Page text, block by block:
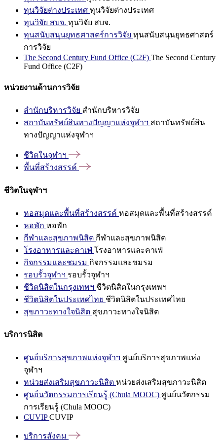
ทุนวิจัยต่างประเทศ ทุนวิจัยต่างประเทศ
ทุนวิจัย สบจ. ทุนวิจัย สบจ.
ทุนสนับสนุนยุทธศาสตร์การวิจัย ทุนสนับสนุนยุทธศาสตร์
การวิจัย
The Second Century Fund Office (C2F) The Second Century
Fund Office (C2F)
หน่วยงานด้านการวิจัย
สำนักบริหารวิจัย สำนักบริหารวิจัย
สถาบันทรัพย์สินทางปัญญาแห่งจุฬาฯ สถาบันทรัพย์สิน
ทางปัญญาแห่งจุฬาฯ
ชีวิตในจุฬาฯ
พื้นที่สร้างสรรค์
ชีวิตในจุฬาฯ
หอสมุดและพื้นที่สร้างสรรค์ หอสมุดและพื้นที่สร้างสรรค์
หอพัก หอพัก
กีฬาและสุขภาพนิสิต กีฬาและสุขภาพนิสิต
โรงอาหารและคาเฟ่ โรงอาหารและคาเฟ่
กิจกรรมและชมรม กิจกรรมและชมรม
รอบรั้วจุฬาฯ รอบรั้วจุฬาฯ
ชีวิตนิสิตในกรุงเทพฯ ชีวิตนิสิตในกรุงเทพฯ
ชีวิตนิสิตในประเทศไทย ชีวิตนิสิตในประเทศไทย
สุขภาวะทางใจนิสิต สุขภาวะทางใจนิสิต
บริการนิสิต
ศูนย์บริการสุขภาพแห่งจุฬาฯ ศูนย์บริการสุขภาพแห่ง
จุฬาฯ
หน่วยส่งเสริมสุขภาวะนิสิต หน่วยส่งเสริมสุขภาวะนิสิต
ศูนย์นวัตกรรมการเรียนรู้ (Chula MOOC) ศูนย์นวัตกรรม
การเรียนรู้ (Chula MOOC)
CUVIPCUVIP
บริการสังคม